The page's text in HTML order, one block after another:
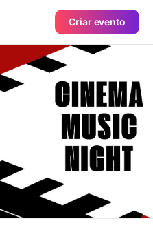
Criar evento